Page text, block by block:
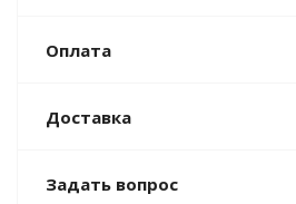
Оплата
Доставка
Задать вопрос